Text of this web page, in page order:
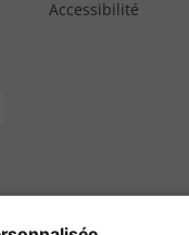
Accessibilité